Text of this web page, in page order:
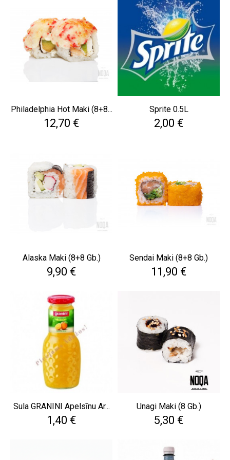
Philadelphia Hot Maki (8+8...
Cena
12,70 €
Sprite 0.5L
Cena
2,00 €
Alaska Maki (8+8 Gb.)
Cena
9,90 €
Sendai Maki (8+8 Gb.)
Cena
11,90 €
Sula GRANINI Apelsīnu Ar...
Cena
1,40 €
Unagi Maki (8 Gb.)
Cena
5,30 €